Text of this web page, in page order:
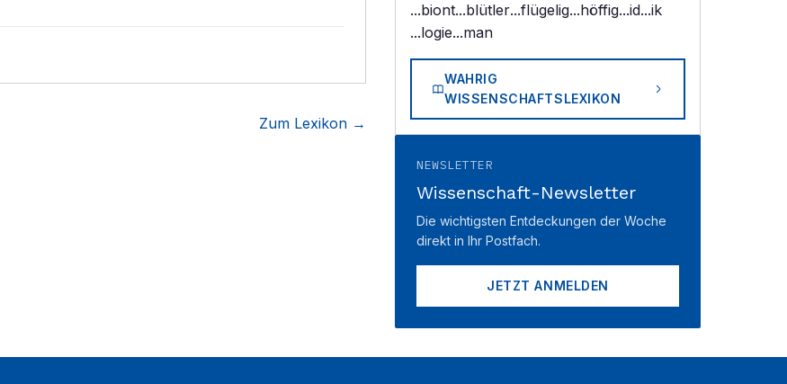
Zum Lexikon →
...biont...blütler...flügelig...höffig...id...ik
...logie...man
WAHRIG
WISSENSCHAFTSLEXIKON
NEWSLETTER
Wissenschaft-Newsletter
Die wichtigsten Entdeckungen der Woche
direkt in Ihr Postfach.
JETZT ANMELDEN